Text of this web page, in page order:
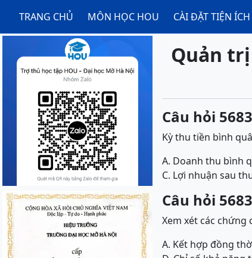
TRANG CHỦ MÔN HỌC HOU CÀI ĐẶT TIỆN ÍCH
Quản
Câu hỏi
Kỳ thu tiền bình
A. Doanh thu bình
C. Lợi nhuận sau
Câu hỏi
Xem xét các
A. Kết hợp đồng